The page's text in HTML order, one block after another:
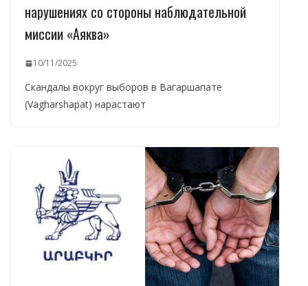
нарушениях со стороны наблюдательной
миссии «Аяква»
10/11/2025
Скандалы вокруг выборов в Вагаршапате
(Vagharshapat) нарастают